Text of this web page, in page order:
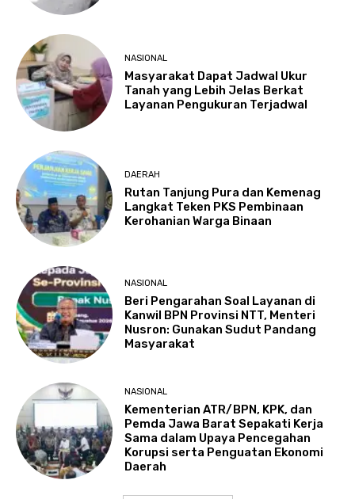
NASIONAL
Masyarakat Dapat Jadwal Ukur
Tanah yang Lebih Jelas Berkat
Layanan Pengukuran Terjadwal
DAERAH
Rutan Tanjung Pura dan Kemenag
Langkat Teken PKS Pembinaan
Kerohanian Warga Binaan
NASIONAL
Beri Pengarahan Soal Layanan di
Kanwil BPN Provinsi NTT, Menteri
Nusron: Gunakan Sudut Pandang
Masyarakat
NASIONAL
Kementerian ATR/BPN, KPK, dan
Pemda Jawa Barat Sepakati Kerja
Sama dalam Upaya Pencegahan
Korupsi serta Penguatan Ekonomi
Daerah